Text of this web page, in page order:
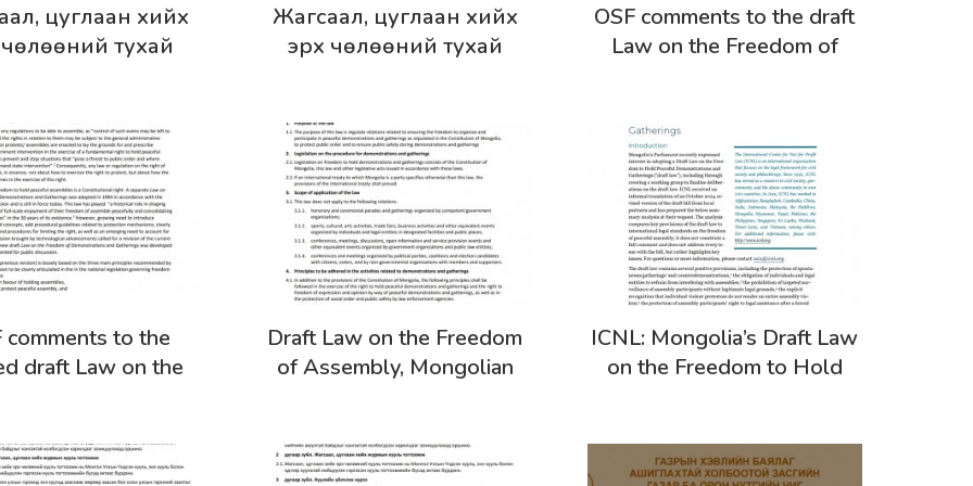
цуглаан хийх
тухай
д өгөх ННФ-
ын санал
Дэлгэрэнгүй
Жагсаал, цуглаан хийх
эрх чөлөөний тухай
нийтлэгдсэн хувилбар)-д
ICNL олон улсын
байгууллагаас өгсөн
шүүмжийг монгол хэл рүү
орчуулан хүргэж байна
Дэлгэрэнгүй
OSF comments to the draft
Law on the Freedom of
comments to the
draft Law on the
the draft law)
Дэлгэрэнгүй
Draft Law on the Freedom
of Assembly, Mongolian
Дэлгэрэнгүй
ICNL: Mongolia’s Draft Law
on the Freedom to Hold